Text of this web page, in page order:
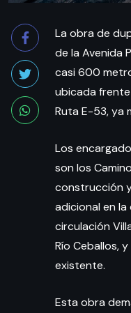
La obra de
de la Avenida
casi 600
ubicada
Ruta E-53, ya
Los
son los
construcción
adicional en
circulación
Río Ceballos,
existente.
Esta obra